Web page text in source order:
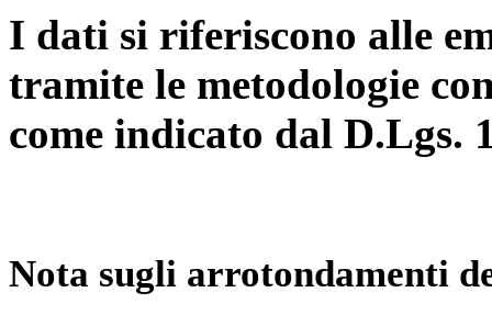
I dati si riferiscono alle
tramite le metodologie
come indicato dal D.Lgs.
Nota sugli arrotondamenti